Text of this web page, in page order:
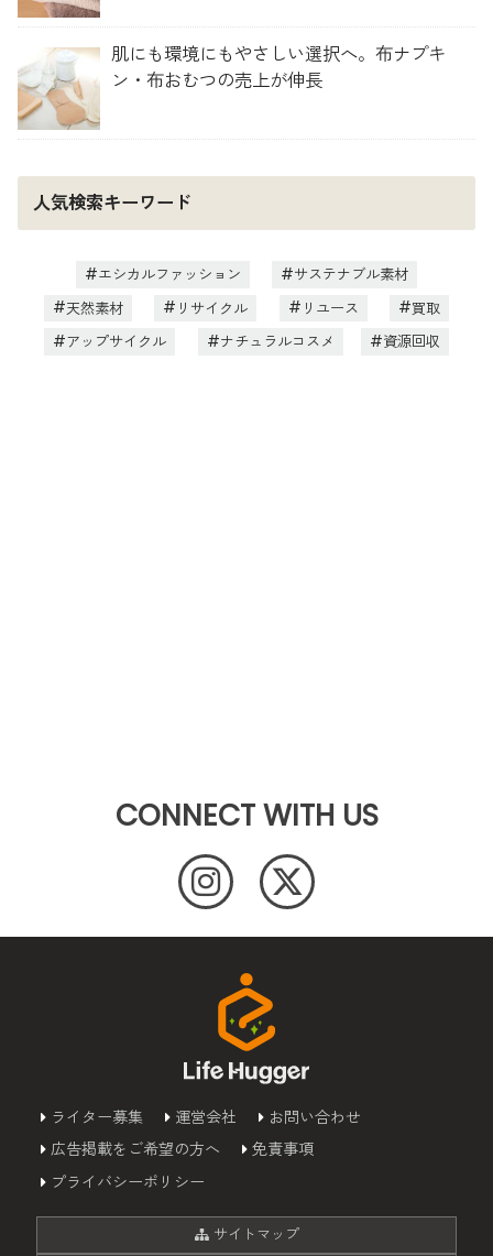
肌にも環境にもやさしい選択へ。布ナプキ
ン・布おむつの売上が伸長
人気検索キーワード
エシカルファッション
サステナブル素材
天然素材
リサイクル リユース
買取
アップサイクル
ナチュラルコスメ 資源回収
CONNECT WITH US
ライター募集 運営会社
お問い合わせ
広告掲載をご希望の方へ
免責事項
プライバシーポリシー
サイトマップ